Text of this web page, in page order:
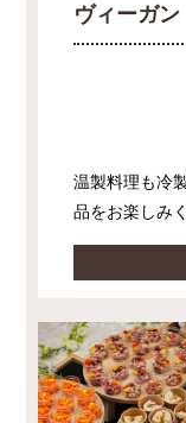
ヴィーガ
温製料理も冷
品をお楽しみ